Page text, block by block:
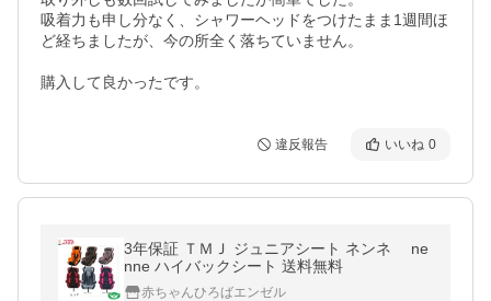
吸着力も申し分なく、シャワーヘッドをつけたまま1週間ほ
ど経ちましたが、今の所全く落ちていません。
購入して良かったです。
違反報告 いいね 0
3年保証 ＴＭＪ ジュニアシート ネンネ ne
nne ハイバックシート 送料無料
赤ちゃんひろばエンゼル